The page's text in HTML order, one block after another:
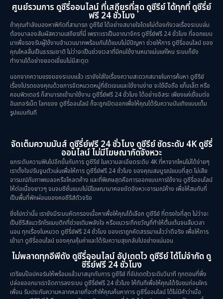
ศูนย์รวมการ ดูซีรี่ออนไลน์ ที่เสถียรที่สุด ดูซีรีย์ ได้ทุกที่ ดูซีรี่ย์
ฟรี 24 ชั่วโมง
ถ้าคุณกำลังมองหาพิกัดที่สามารถ ดูซีรีย์ ได้อย่างสบายใจโดยไม่ต้องกังวลเรื่องระบบล่ม
ต้องมาลองสัมผัสความเสถียรที่นี่ เพราะเราเป็นอาณาจักร ดูซีรี่ย์ฟรี 24 ชั่วโมง ที่ออกแบบ
มาเพื่อรองรับผู้ใช้งานจำนวนมากพร้อมกันได้แบบไม่มีปัญหา ช่วยให้การ ดูซีรี่ออนไลน์ ของ
คุณไหลลื่นเป็นธรรมชาติ ไม่ว่าจะเป็นช่วงเวลาที่มีคนใช้งานหนาแน่นแค่ไหน ระบบก็ยัง
ทำงานได้อย่างยอดเยี่ยมไม่มีสะดุด
นอกจากความแรงของระบบแล้ว เรายังใส่ใจเรื่องความสะดวกสบายในการค้นหา ดูซีรีย์
เรื่องโปรดของคุณด้วยการจัดหมวดหมู่ที่ชัดเจนและใช้งานง่าย จะใช้มือถือ แท็บเล็ต หรือ
คอมพิวเตอร์ ก็สามารถเข้ามาใช้งาน ดูซีรี่ย์ฟรี 24 ชั่วโมง ได้อย่างอิสระ เพียงแค่เชื่อมต่อ
อินเทอร์เน็ต โลกของ ดูซีรี่ออนไลน์ ก็จะถูกเปิดออกเพื่อให้คุณได้รับความบันเทิงแบบเต็ม
รูปแบบทันที
จัดเต็มความมันส์ ดูซีรี่ย์ฟรี 24 ชั่วโมง ดูซีรีย์ ชัดระดับ 4K ดูซีรี่
ออนไลน์ ไม่มีโฆษณากัดจังหวะ
ยกระดับความฟินไปอีกขั้นกับการ ดูซีรีย์ ในความละเอียดระดับ 4K ที่หาจากไหนไม่ได้ง่ายๆ
เราตั้งใจปรับจูนตัวเล่นเพื่อให้การ ดูซีรี่ย์ฟรี 24 ชั่วโมง ของคุณสมบูรณ์แบบที่สุด ไม่เสีย
อารมณ์กับภาพเบลอหรือโหลดค้าง และที่พิเศษสุดคือการออกแบบการใช้งาน ดูซีรี่ออนไลน์
ให้ต่อเนื่องยาวๆ จนจบซีซั่นแบบไม่มีโฆษณามาคอยขัดจังหวะอารมณ์ค้าง เพื่อให้สมกับที่
เป็นพื้นที่พักผ่อนของคอซีรีส์ตัวจริง
ยิ่งไปกว่านั้น เรายังมีระบบคัดกรองเนื้อหาเพื่อให้คุณได้เลือก ดูซีรีย์ ที่ตรงใจที่สุด ไม่ว่าจะ
เป็นซีรีส์แนวรักโรแมนติกที่ช่วยเติมพลังใจ หรือแนวระทึกขวัญที่ทำให้ตื่นเต้นจนลืมเวลา
นอน ทุกเรื่องในหมวด ดูซีรี่ย์ฟรี 24 ชั่วโมง ของเราถูกคัดสรรมาแล้วว่าดีจริง เพื่อให้การ
เข้ามา ดูซีรี่ออนไลน์ ของคุณคุ้มค่าและได้รับความสุขกลับไปอย่างแน่นอน
ไม่พลาดทุกอีพีดัง ดูซีรี่ออนไลน์ อัปเดตไว ดูซีรีย์ ได้ไม่จำกัด ดู
ซีรี่ย์ฟรี 24 ชั่วโมง
เตรียมป๊อปคอร์นให้พร้อมแล้วมาสนุกกับการ ดูซีรีย์ ที่อัปเดตไวระดับวินาที ทุกตอนที่พึ่ง
ปล่อยออกมาเราจัดการลงระบบ ดูซีรี่ย์ฟรี 24 ชั่วโมง ให้ทันทีเพื่อให้คุณได้รับชมก่อนใคร
เพื่อน รับประกันความหลากหลายที่จะทำให้คุณค้นหาการ ดูซีรี่ออนไลน์ ได้ไม่มีคำว่าเบื่อ